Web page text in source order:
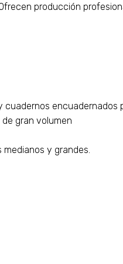
producción
cuadernos
gran volumen
y grandes.